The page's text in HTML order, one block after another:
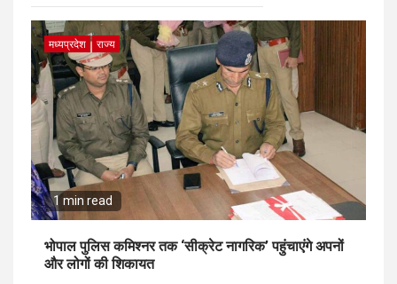
मध्यप्रदेश राज्य
1 min read
भोपाल पुलिस कमिश्नर तक ‘सीक्रेट नागरिक’ पहुंचाएंगे अपनों
और लोगों की शिकायत